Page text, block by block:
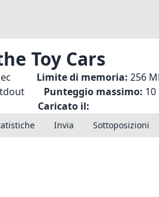
Toy Cars
Limite di memoria: 256
Punteggio massimo: 10
Caricato il:
Invia Sottoposizioni